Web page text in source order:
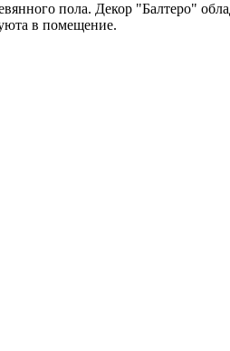
пола. Декор "Балтеро"
в помещение.